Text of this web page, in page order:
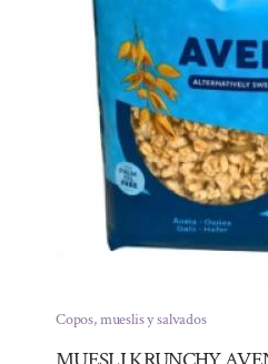
Copos, mueslis y salvados